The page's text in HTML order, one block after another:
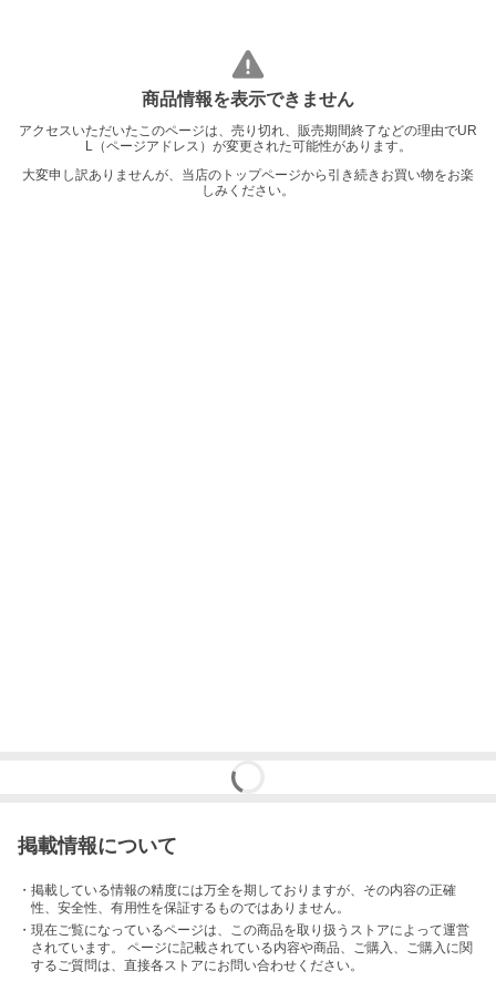
商品情報を表示できません
アクセスいただいたこのページは、売り切れ、販売期間終了などの理由でUR
L（ページアドレス）が変更された可能性があります。
大変申し訳ありませんが、当店のトップページから引き続きお買い物をお楽
しみください。
掲載情報について
・掲載している情報の精度には万全を期しておりますが、その内容の正確
性、安全性、有用性を保証するものではありません。
・現在ご覧になっているページは、この商品を取り扱うストアによって運営
されています。 ページに記載されている内容や商品、ご購入 、ご購入に関
するご質問は、直接各ストアにお問い合わせください。